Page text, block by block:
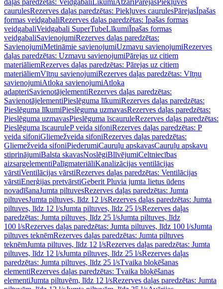
daļas paredzētas: Veidgabali LīkumiAtzari PārejasPiekļuves
caurulesRezerves daļas paredzētas: Piekļuves caurulesPārejasĪpašas
formas veidgabaliRezerves daļas paredzētas: Īpašas formas
veidgabaliVeidgabali SuperTubeLīkumiĪpašas formas
veidgabaliSavienojumiRezerves daļas paredzētas:
SavienojumiMetināmie savienojumiUzmavu savienojumiRezerves
daļas paredzētas: Uzmavu savienojumiPārejas uz citiem
materiāliemRezerves daļas paredzētas: Pārejas uz citiem
materiāliemVītņu savienojumiRezerves daļas paredzētas: Vītņu
savienojumiAtloka savienojumiAtloka
adapteriSavienotājelementiRezerves daļas paredzētas:
SavienotājelementiPieslēguma līkumiRezerves daļas paredzētas:
Pieslēguma līkumiPieslēguma uzmavasRezerves daļas paredzētas:
Pieslēguma uzmavasPieslēguma īscauruleRezerves daļas paredzētas:
Pieslēguma īscauruleP veida sifoniRezerves daļas paredzētas: P
veida sifoniGliemežveida sifoniRezerves daļas paredzētas:
Gliemežveida sifoniPiederumiCauruļu apskavasCauruļu apskavu
stiprinājumiBalsta skavasNoslēgiBlīvējumiCeltniecības
aizsargelementiPalīgmateriāliKanalizācijas ventilācijas
vārstiVentilācijas vārstiRezerves daļas paredzētas: Ventilācijas
vārstiEnerģijas pretvārstiGeberit Pluvia jumta lietus ūdens
novadīšanaJumta piltuvesRezerves daļas paredzētas: Jumta
piltuvesJumta piltuves, līdz 12 l/sRezerves daļas paredzētas: Jumta
piltuves, līdz 12 l/sJumta piltuves, līdz 25 l/sRezerves daļas
paredzētas: Jumta piltuves, līdz 25 l/sJumta piltuves, līdz
100 l/sRezerves daļas paredzētas: Jumta piltuves, līdz 100 l/sJumta
piltuves teknēmRezerves daļas paredzētas: Jumta piltuves
teknēmJumta piltuves, līdz 12 l/sRezerves daļas paredzētas: Jumta
piltuves, līdz 12 l/sJumta piltuves, līdz 25 l/sRezerves daļas
paredzētas: Jumta piltuves, līdz 25 l/sTvaika bloķēšanas
elementiRezerves daļas paredzētas: Tvaika bloķēšanas
elementiJumta piltuvēm, līdz 12 l/sRezerves daļas paredzētas: Jumta